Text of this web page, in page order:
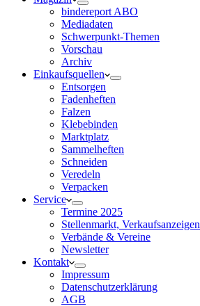
bindereport ABO
Mediadaten
Schwerpunkt-Themen
Vorschau
Archiv
Einkaufsquellen
Entsorgen
Fadenheften
Falzen
Klebebinden
Marktplatz
Sammelheften
Schneiden
Veredeln
Verpacken
Service
Termine 2025
Stellenmarkt, Verkaufsanzeigen
Verbände & Vereine
Newsletter
Kontakt
Impressum
Datenschutzerklärung
AGB